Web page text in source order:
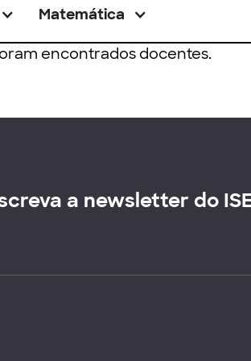
Matemática
encontrados docentes.
a newsletter do